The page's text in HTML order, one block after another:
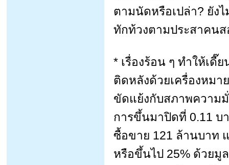
ตามนัดหรือเปล่า? ยัง
ทักท้วงตามประสาคนส
* เรื่องร้อน ๆ ทำให้เดี๊
ติดหลังด้วยเครื่องหม
ขัดแย้งกับสภาพความมั่
การขึ้นมาปิดที่ 0.11 บ
ซื้อขาย 121 ล้านบาท
หรือขึ้นไป 25% ด้วยมู